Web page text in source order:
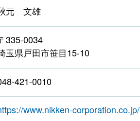
元 文雄
335-0034
玉県戸田市笹目15-10
421-0010
www.nikken-corporation.co.jp/